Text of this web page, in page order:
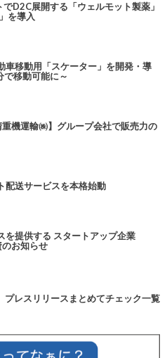
D2C展開する「ウェルモット製薬」
を導入
車移動用「スケーター」を開発・導
で移動可能に～
機運輸㈱】グループ会社で販売力の
配送サービスを本格始動
を提供する スタートアップ企業
お知らせ
プレスリリースまとめてチェック一覧